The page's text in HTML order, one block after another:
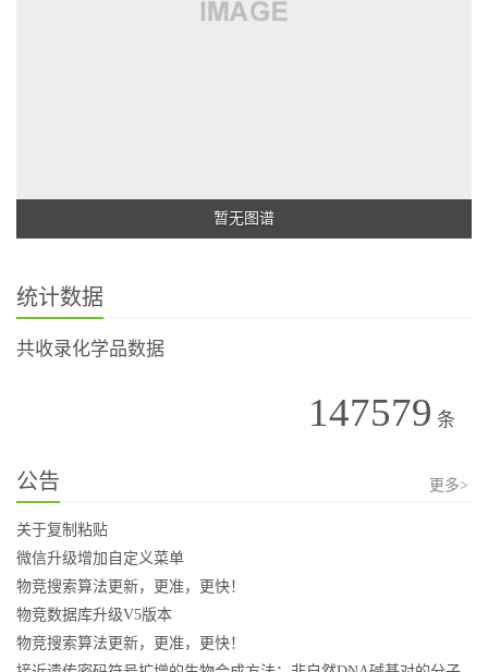
暂无图谱
统计数据
共收录化学品数据
147579 条
公告 更多>
关于复制粘贴
微信升级增加自定义菜单
物竞搜索算法更新，更准，更快！
物竞数据库升级V5版本
物竞搜索算法更新，更准，更快！